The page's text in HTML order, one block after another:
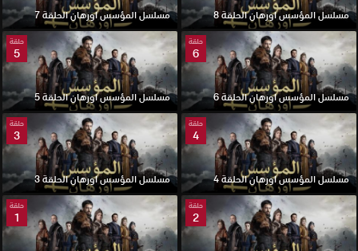
مسلسل المؤسس اورهان الحلقة 8 مسلسل المؤسس اورهان الحلقة 7
حلقة
6
مسلسل المؤسس اورهان الحلقة 6
حلقة
5
مسلسل المؤسس اورهان الحلقة 5
حلقة
4
مسلسل المؤسس اورهان الحلقة 4
حلقة
3
مسلسل المؤسس اورهان الحلقة 3
حلقة
2
حلقة
1